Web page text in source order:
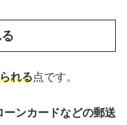
れる点です。
ーンカードなどの郵送